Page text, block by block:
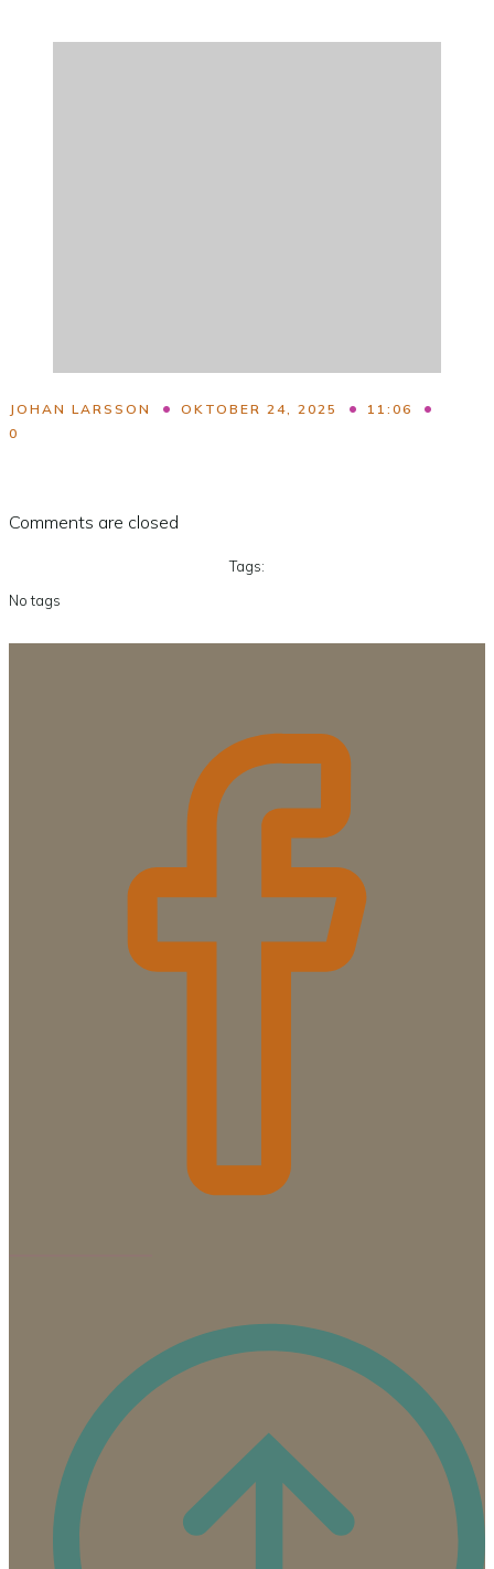
JOHAN LARSSON • OKTOBER 24, 2025 • 11:06 •
0
Comments are closed
Tags:
No tags